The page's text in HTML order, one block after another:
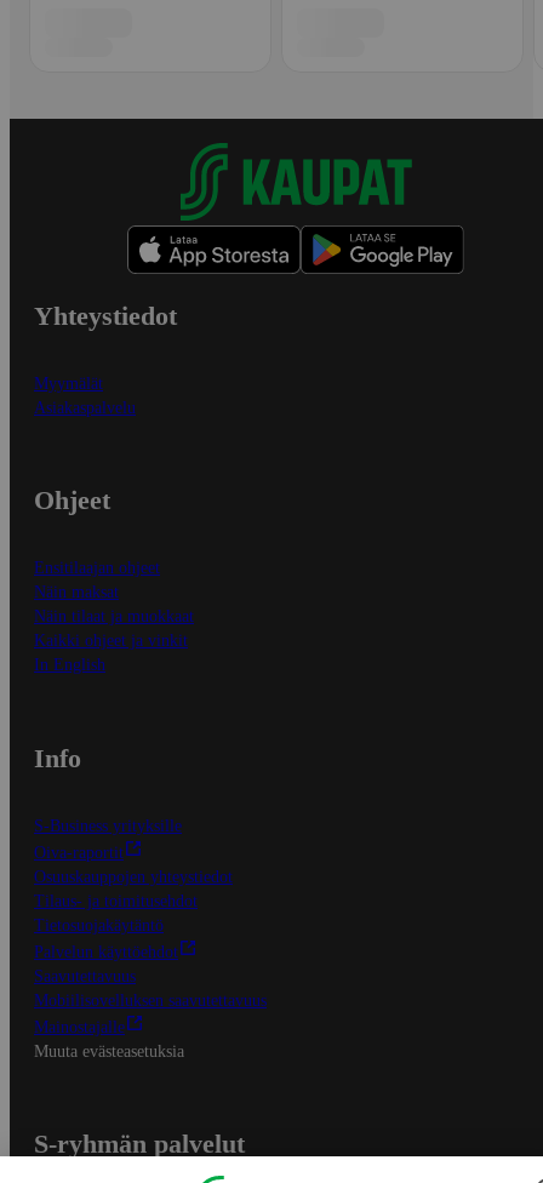
Yhteystiedot
Myymälät
Asiakaspalvelu
Ohjeet
Ensitilaajan ohjeet
Näin maksat
Näin tilaat ja muokkaat
Kaikki ohjeet ja vinkit
In English
Info
S-Business yrityksille
Oiva-raportit
Osuuskauppojen yhteystiedot
Tilaus- ja toimitusehdot
Tietosuojakäytäntö
Palvelun käyttöehdot
Saavutettavuus
Mobiilisovelluksen saavutettavuus
Mainostajalle
Muuta evästeasetuksia
S-ryhmän palvelut